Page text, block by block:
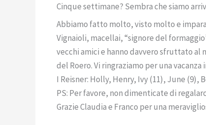
Cinque settimane? Sembra che siamo
Abbiamo fatto molto, visto molto e
Vignaioli, macellai, “signore del
vecchi amici e hanno davvero sfruttato al
del Roero. Vi ringraziamo per una
I Reisner: Holly, Henry, Ivy (11), June (9),
PS: Per favore, non dimenticate di
Grazie Claudia e Franco per una